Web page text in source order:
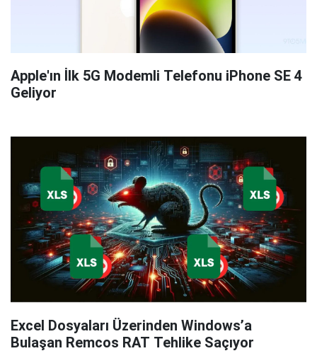
Apple'ın İlk 5G Modemli Telefonu iPhone SE 4
Geliyor
Excel Dosyaları Üzerinden Windows’a
Bulaşan Remcos RAT Tehlike Saçıyor